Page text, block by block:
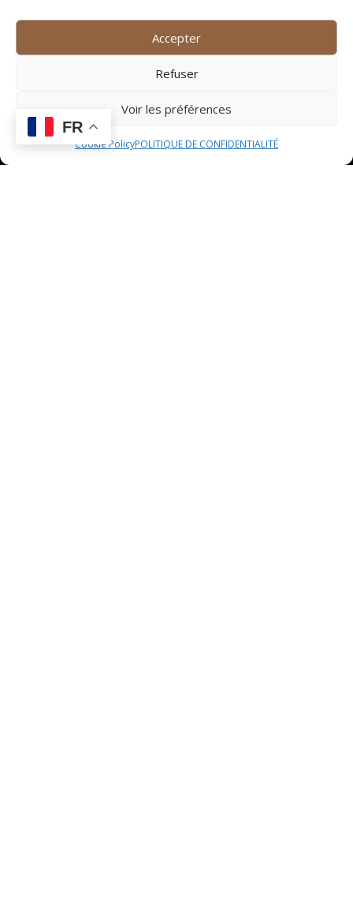
Accepter
Refuser
Voir les préférences
Cookie PolicyPOLITIQUE DE CONFIDENTIALITÉ
plusieurs lieux d’achat privilégiés pour enrichir leur
collection. Les caves spécialisées dans la vente de
vins anciens et rares sont des endroits
valeur. Les ventes aux enchères de vins et de
spiritueux sont également des occasions uniques de
trouver des pièces rares et recherchées.
FR